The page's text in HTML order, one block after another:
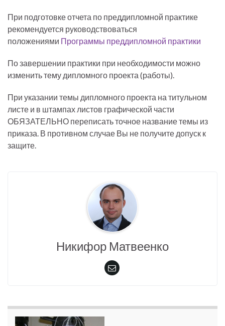
При подготовке отчета по преддипломной практике
рекомендуется руководствоваться
положениями Программы преддипломной практики
По завершении практики при необходимости можно
изменить тему дипломного проекта (работы).
При указании темы дипломного проекта на титульном
листе и в штампах листов графической части
ОБЯЗАТЕЛЬНО переписать точное название темы из
приказа. В противном случае Вы не получите допуск к
защите.
Никифор Матвеенко